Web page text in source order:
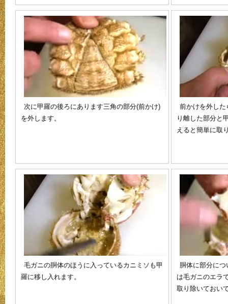
次に甲羅の後ろにあります三角の部分(前かけ)
を外します。
前かけを外し
り離した部分と
えると簡単に取
毛ガニの胴体のほうに入っているカニミソも甲
羅に移し入れます。
胴体に部分に
は毛ガニのエラ
取り除いておい